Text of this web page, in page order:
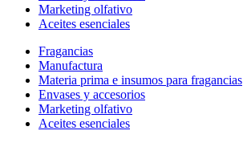
Marketing olfativo
Aceites esenciales
Fragancias
Manufactura
Materia prima e insumos para fragancias
Envases y accesorios
Marketing olfativo
Aceites esenciales